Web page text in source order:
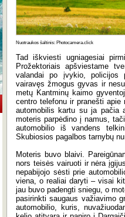
Nuotraukos šaltinis: Photocamera.click
Tad iškviesti ugniagesiai
Prožektoriais apšviestame
valandai po įvykio, policijos
vairavęs žmogus gyvas ir
metų Kantminų kaimo
centro telefonu ir pranešti
automobilis kartu su ja pačia
moteris parpėdino į namus,
automobilio iš vandens
Skubiosios pagalbos tarnybų
Moteris buvo blaivi.
nors teisės vairuoti ir nėra
nepabijojo sėsti prie
viena, o realiai daryti – visai
jau buvo padengti sniegu, o
pasirinkti saugaus važiavimo
automobilio, kuris,